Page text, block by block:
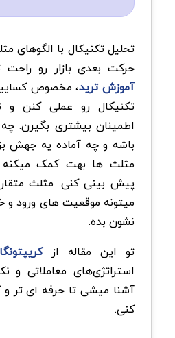
تحلیل تکنیکال با الگوهای
حرکت بعدی بازار رو
آموزشترید، مخصوص
تکنیکال رو عملی کنن و
اطمینان بیشتری بگیرن.
باشه و چه آماده یه جهش
مثلث ها بهت کمک میکنه
پیش بینی کنی. مثلث
میتونه موقعیت های ورود و
نشون بده.
تو این مقاله از
استراتژی‌های معاملاتی
آشنا میشی تا حرفه ای تر
کنی.